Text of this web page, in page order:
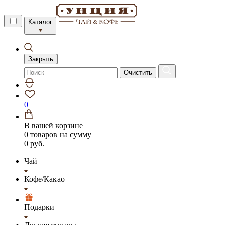
Каталог
Закрыть
Очистить
0
В вашей корзине
0 товаров на сумму
0 руб.
Чай
Кофе/Какао
Подарки